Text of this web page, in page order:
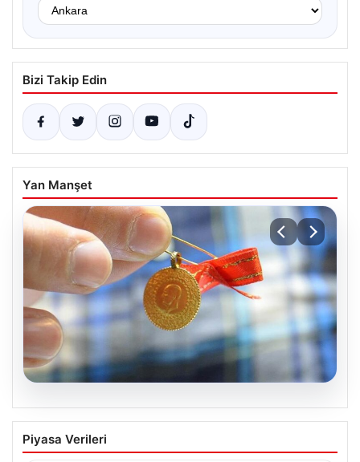
Bizi Takip Edin
Yan Manşet
Altın fiyatları canlı 8 Nisan 2026: Altın
fiyatları ne kadar oldu? Gram, çeyrek,
Piyasa Verileri